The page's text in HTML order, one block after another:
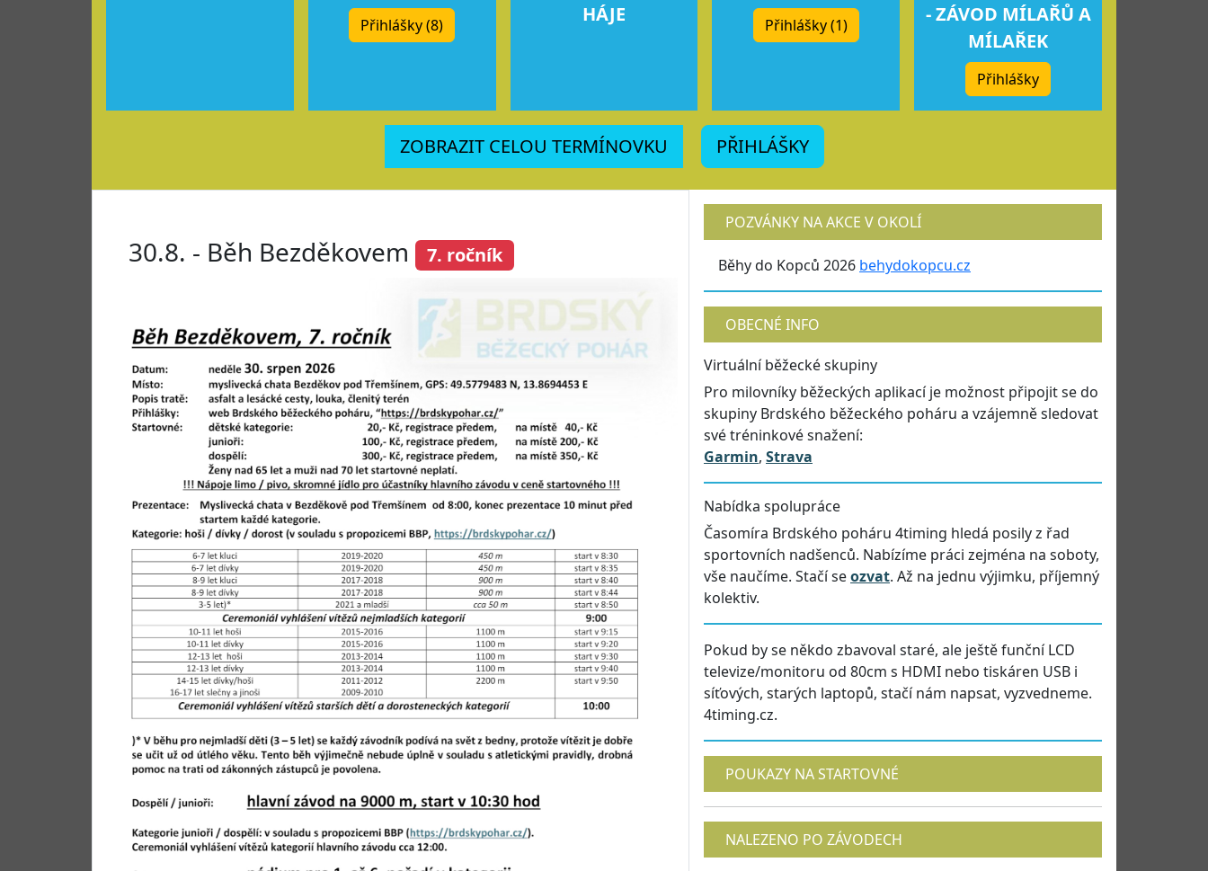
Přihlášky (8)
HÁJE
Přihlášky (1)
- ZÁVOD MÍLAŘŮ A
MÍLAŘEK
Přihlášky
ZOBRAZIT CELOU TERMÍNOVKU PŘIHLÁŠKY
30.8. - Běh Bezděkovem 7. ročník
POZVÁNKY NA AKCE V OKOLÍ
Běhy do Kopců 2026 behydokopcu.cz
OBECNÉ INFO
Virtuální běžecké skupiny
Pro milovníky běžeckých aplikací je možnost připojit se do
skupiny Brdského běžeckého poháru a vzájemně sledovat
své tréninkové snažení:
Garmin, Strava
Nabídka spolupráce
Časomíra Brdského poháru 4timing hledá posily z řad
sportovních nadšenců. Nabízíme práci zejména na soboty,
vše naučíme. Stačí seozvat. Až na jednu výjimku, příjemný
kolektiv.
Pokud by se někdo zbavoval staré, ale ještě funční LCD
televize/monitoru od 80cm s HDMI nebo tiskáren USB i
síťových, starých laptopů, stačí nám napsat, vyzvedneme.
4timing.cz.
POUKAZY NA STARTOVNÉ
NALEZENO PO ZÁVODECH